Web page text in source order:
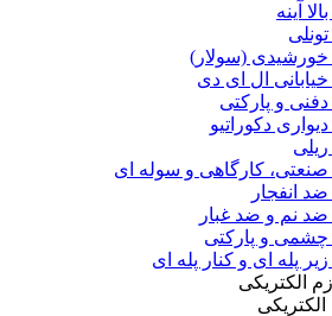
آینه
خورشیدی (سولار)
ال ای دی
و پارکتی
دکوراتیو
صنعتی، کارگاهی و سوله ای
انفجار
نم و ضد غبار
چشمی و پارکتی
پله‌ ای و کنار‌ پله‌ ای
الکتریکی